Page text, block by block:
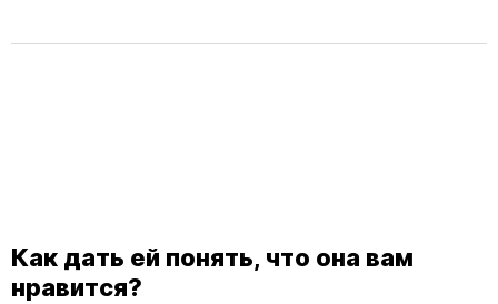
Как дать ей понять, что она вам
нравится?